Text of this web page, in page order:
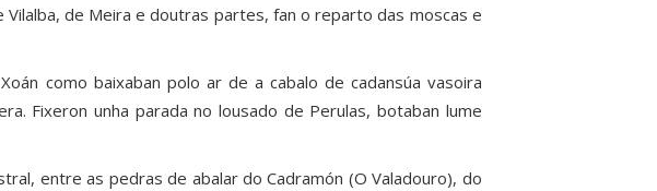
de Meira e doutras partes, fan o reparto das moscas e
como baixaban polo ar de a cabalo de cadansúa vasoira
Fixeron unha parada no lousado de Perulas, botaban lume
entre as pedras de abalar do Cadramón (O Valadouro), do